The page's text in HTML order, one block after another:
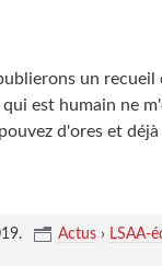
un
est humain ne
d'ores et
. Actus› LSAA-